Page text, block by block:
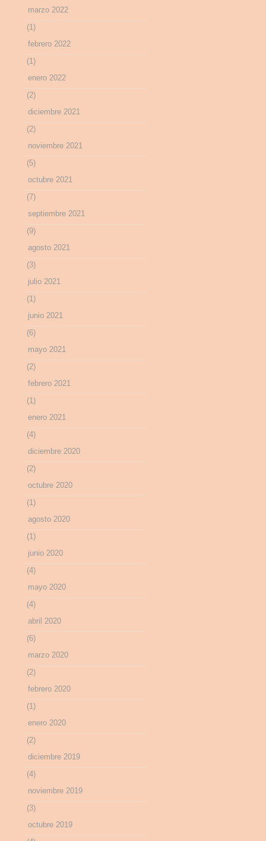
marzo 2022
(1)
febrero 2022
(1)
enero 2022
(2)
diciembre 2021
(2)
noviembre 2021
(5)
octubre 2021
(7)
septiembre 2021
(9)
agosto 2021
(3)
julio 2021
(1)
junio 2021
(6)
mayo 2021
(2)
febrero 2021
(1)
enero 2021
(4)
diciembre 2020
(2)
octubre 2020
(1)
agosto 2020
(1)
junio 2020
(4)
mayo 2020
(4)
abril 2020
(6)
marzo 2020
(2)
febrero 2020
(1)
enero 2020
(2)
diciembre 2019
(4)
noviembre 2019
(3)
octubre 2019